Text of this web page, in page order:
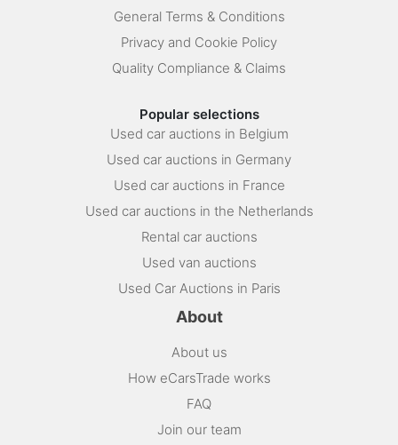
General Terms & Conditions
Privacy and Cookie Policy
Quality Compliance & Claims
Popular selections
Used car auctions in Belgium
Used car auctions in Germany
Used car auctions in France
Used car auctions in the Netherlands
Rental car auctions
Used van auctions
Used Car Auctions in Paris
About
About us
How eCarsTrade works
FAQ
Join our team